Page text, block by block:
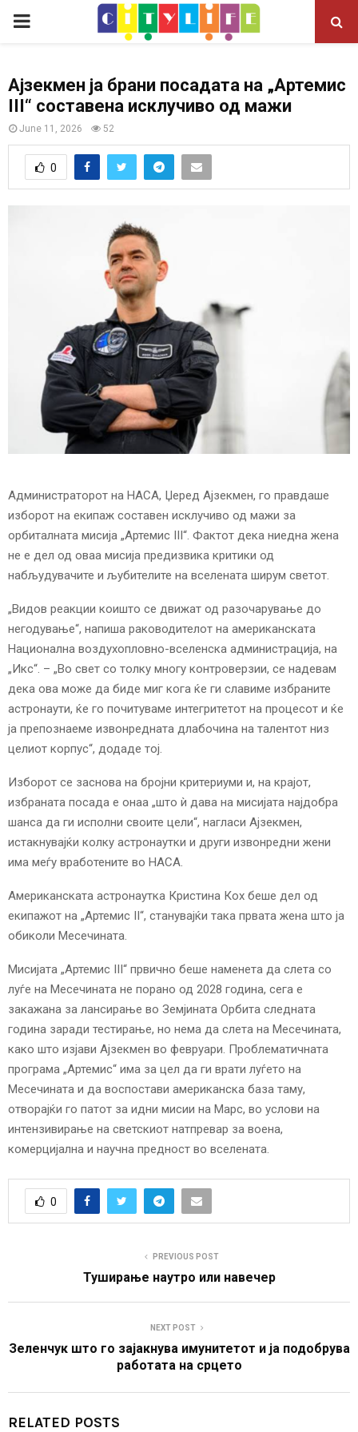
P
I
M
A
U
Ајзекмен ја брани посадата на „Артемис
III“ составена исклучиво од мажи
June 11, 2026 52
0
Администраторот на НАСА, Џеред Ајзекмен, го правдаше
изборот на екипаж составен исклучиво од мажи за
орбиталната мисија „Артемис III“. Фактот дека ниедна жена
не е дел од оваа мисија предизвика критики од
набљудувачите и љубителите на вселената ширум светот.
„Видов реакции коишто се движат од разочарување до
негодување“, напиша раководителот на американската
Национална воздухопловно-вселенска администрација, на
„Икс“. – „Во свет со толку многу контроверзии, се надевам
дека ова може да биде миг кога ќе ги славиме избраните
астронаути, ќе го почитуваме интегритетот на процесот и ќе
ја препознаеме извонредната длабочина на талентот низ
целиот корпус“, додаде тој.
Изборот се заснова на бројни критериуми и, на крајот,
избраната посада е онаа „што ѝ дава на мисијата најдобра
шанса да ги исполни своите цели“, нагласи Ајзекмен,
истакнувајќи колку астронаутки и други извонредни жени
има меѓу вработените во НАСА.
Американската астронаутка Кристина Кох беше дел од
екипажот на „Артемис II“, станувајќи така првата жена што ја
обиколи Месечината.
Мисијата „Артемис III“ првично беше наменета да слета со
луѓе на Месечината не порано од 2028 година, сега е
закажана за лансирање во Земјината Орбита следната
година заради тестирање, но нема да слета на Месечината,
како што изјави Ајзекмен во февруари. Проблематичната
програма „Артемис“ има за цел да ги врати луѓето на
Месечината и да воспостави американска база таму,
отворајќи го патот за идни мисии на Марс, во услови на
интензивирање на светскиот натпревар за воена,
комерцијална и научна предност во вселената.
0
PREVIOUS POST
Туширање наутро или навечер
NEXT POST
Зеленчук што го зајакнува имунитетот и ја подобрува
работата на срцето
RELATED POSTS